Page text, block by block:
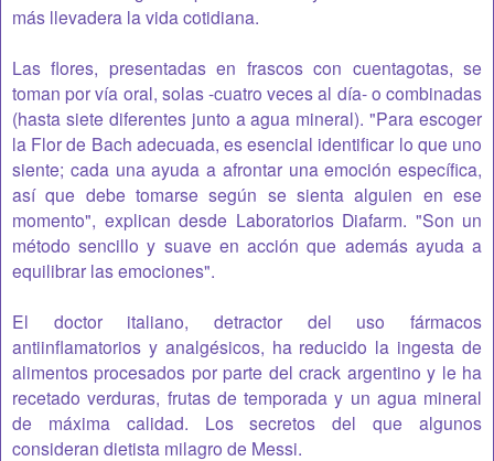
más llevadera la vida cotidiana.
Las flores, presentadas en frascos con cuentagotas, se
toman por vía oral, solas -cuatro veces al día- o combinadas
(hasta siete diferentes junto a agua mineral). "Para escoger
la Flor de Bach adecuada, es esencial identificar lo que uno
siente; cada una ayuda a afrontar una emoción específica,
así que debe tomarse según se sienta alguien en ese
momento", explican desde Laboratorios Diafarm. "Son un
método sencillo y suave en acción que además ayuda a
equilibrar las emociones".
El doctor italiano, detractor del uso fármacos
antiinflamatorios y analgésicos, ha reducido la ingesta de
alimentos procesados por parte del crack argentino y le ha
recetado verduras, frutas de temporada y un agua mineral
de máxima calidad. Los secretos del que algunos
consideran dietista milagro de Messi.